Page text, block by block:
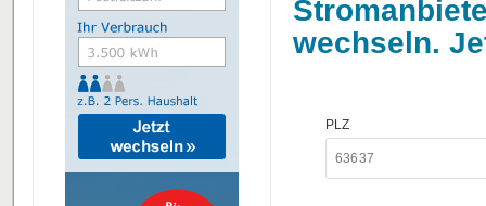
wechseln.